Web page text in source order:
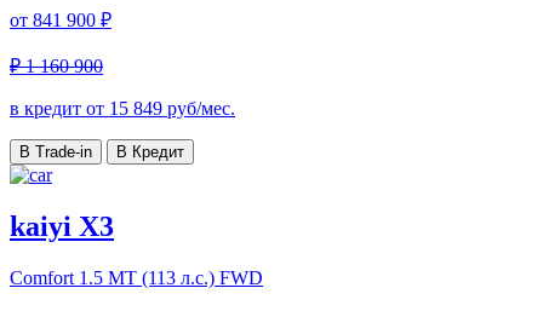
от 841 900 ₽
₽ 1 160 900
в кредит от 15 849 руб/мес.
В Trade-in В Кредит
kaiyi X3
Comfort 1.5 MT (113 л.с.) FWD